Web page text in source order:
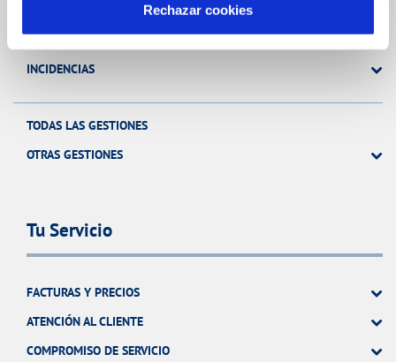
Rechazar cookies
MODIFICACIÓN DE DATOS
INCIDENCIAS
TODAS LAS GESTIONES
OTRAS GESTIONES
Tu Servicio
FACTURAS Y PRECIOS
ATENCIÓN AL CLIENTE
COMPROMISO DE SERVICIO